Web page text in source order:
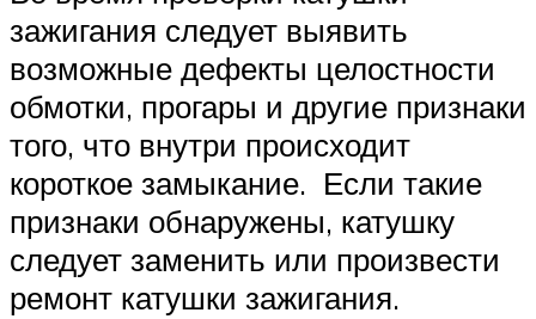
зажигания следует выявить
возможные дефекты целостности
обмотки, прогары и другие признаки
того, что внутри происходит
короткое замыкание. Если такие
признаки обнаружены, катушку
следует заменить или произвести
ремонт катушки зажигания.